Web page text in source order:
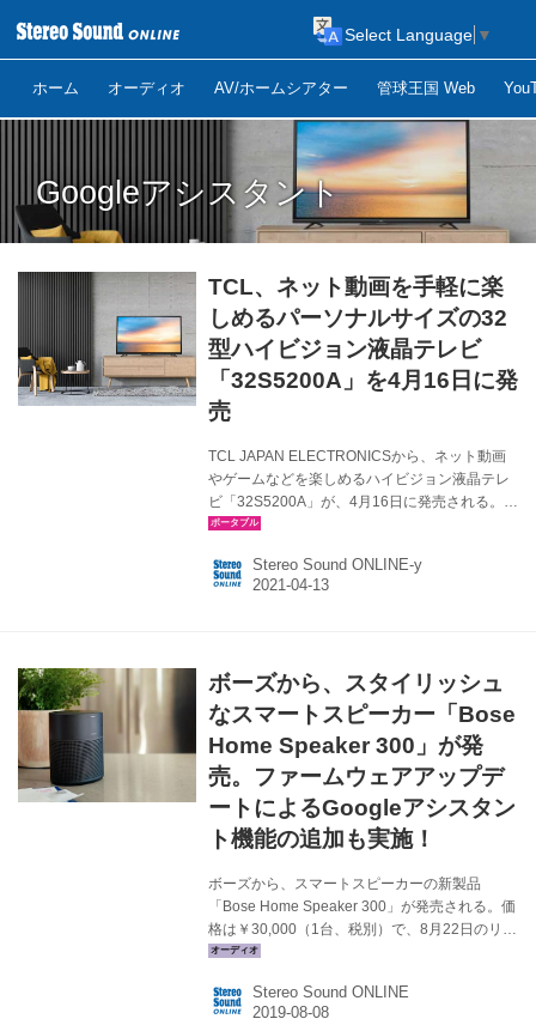
ホーム オーディオ AV/ホームシアター 管球王国 Web
Select Language ▼
Googleアシスタント
TCL、ネット動画を手軽に楽
しめるパーソナルサイズの32
型ハイビジョン液晶テレビ
「32S5200A」を4月16日に発
売
TCL JAPAN ELECTRONICSから、ネット動画
やゲームなどを楽しめるハイビジョン液晶テレ
ビ「32S5200A」が、4月16日に発売される。価
格はオープンで、想定市場価格は￥36,000前
ン解像度を持ったパーソナル向けの液晶テレ
ビ。OSにはAndroid TVを採用し、各種ネット動
る。 チューナーは、地上デジタル×2、BS/110
度CSデジタル×2を搭載し、ハイビジョン放送
を...
Stereo Sound ONLINE-y
ボーズから、スタイリッシュ
なスマートスピーカー「Bose
Home Speaker 300」が発
売。ファームウェアアップデ
ートによるGoogleアシスタン
ト機能の追加も実施！
ボーズから、スマートスピーカーの新製品
「Bose Home Speaker 300」が発売される。価
格は￥30,000（1台、税別）で、8月22日のリリ
ース予定。ボーズ直営店やオンラインストア、
ている。 Bose Home Speaker 300は、高さ
161mm×幅142mm×奥行102mmで、本体重量
Stereo Sound ONLINE